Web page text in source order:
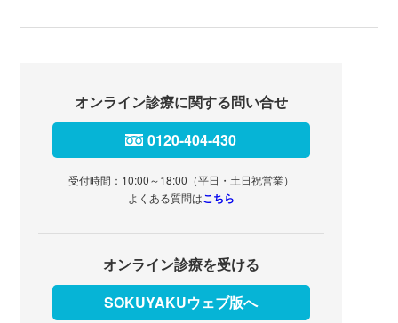
オンライン診療に関する問い合せ
0120-404-430
受付時間：10:00～18:00（平日・土日祝営業）
よくある質問はこちら
オンライン診療を受ける
SOKUYAKUウェブ版へ